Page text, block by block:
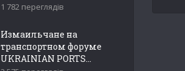
1 782 переглядів
Измаильчане на
транспортном форуме
UKRAINIAN PORTS...